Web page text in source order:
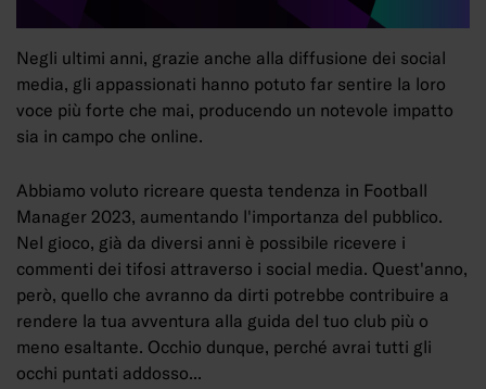
Negli ultimi anni, grazie anche alla diffusione dei social
media, gli appassionati hanno potuto far sentire la loro
voce più forte che mai, producendo un notevole impatto
sia in campo che online.
Abbiamo voluto ricreare questa tendenza in Football
Manager 2023, aumentando l'importanza del pubblico.
Nel gioco, già da diversi anni è possibile ricevere i
commenti dei tifosi attraverso i social media. Quest'anno,
però, quello che avranno da dirti potrebbe contribuire a
rendere la tua avventura alla guida del tuo club più o
meno esaltante. Occhio dunque, perché avrai tutti gli
occhi puntati addosso...